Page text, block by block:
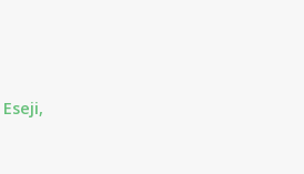
Eseji,